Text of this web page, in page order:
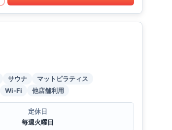
サウナ
マットピラティス
Wi-Fi 他店舗利用
定休日
毎週火曜日